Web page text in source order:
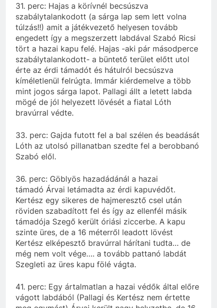
31. perc: Hajas a körívnél becsúszva
szabálytalankodott (a sárga lap sem lett volna
túlzás!!) amit a játékvezető helyesen tovább
engedett így a megszerzett labdával Szabó Ricsi
tört a hazai kapu felé. Hajas -aki pár másodperce
szabálytalankodott- a büntető terület előtt utol
érte az érdi támadót és hátulról becsúszva
kíméletlenül felrúgta. Immár kiérdemelve a több
mint jogos sárga lapot. Pallagi állt a letett labda
mögé de jól helyezett lövését a fiatal Lóth
bravúrral védte.
33. perc: Gajda futott fel a bal szélen és beadását
Lóth az utolsó pillanatban szedte fel a berobbanó
Szabó elől.
36. perc: Göblyös hazadádánál a hazai
támadó Árvai letámadta az érdi kapuvédőt.
Kertész egy sikeres de hajmeresztő csel után
röviden szabadított fel és így az ellenfél másik
támadója Szegő került óriási ziccerbe. A kapu
szinte üres, de a 16 méterről leadott lövést
Kertész elképesztő bravúrral hárítani tudta… de
még nem volt vége…. a tovább pattanó labdát
Szegleti az üres kapu fölé vágta.
41. perc: Egy ártalmatlan a hazai védők által előre
vágott labdából (Pallagi és Kertész nem értette